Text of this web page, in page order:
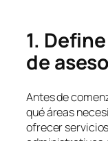
1.
de
Antes de
qué áreas
ofrecer